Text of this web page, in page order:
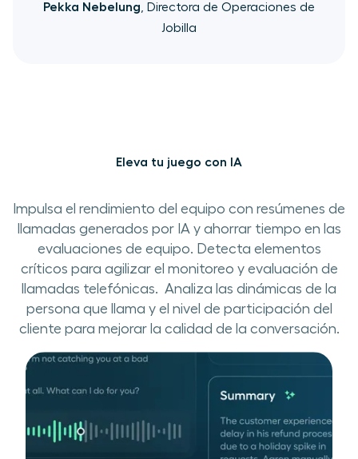
Pekka Nebelung , Directora de Operaciones de
Jobilla
Eleva tu juego con IA
Impulsa el rendimiento del equipo con resúmenes de
llamadas generados por​ ​IA ​y​ ahorrar tiempo ​en las
evaluaciones de equipo. ​​Detecta elementos
críticos para agilizar el monitoreo y evaluación de
llamadas telefónicas.​​ ​ ​​Analiza las dinámicas de la
persona que llama y el nivel de participación del
cliente para mejorar la calidad de la conversación.